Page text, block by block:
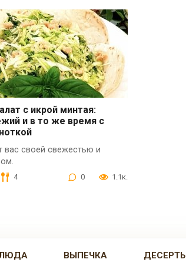
с икрой минтая:
и в то же время с
вас своей свежестью и
4 0 1.1к.
ВЫПЕЧКА ДЕСЕРТЫ